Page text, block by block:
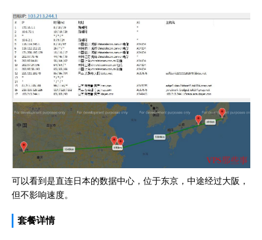
可以看到是直连日本的数据中心，位于东京，中途经过大阪，
但不影响速度。
套餐详情